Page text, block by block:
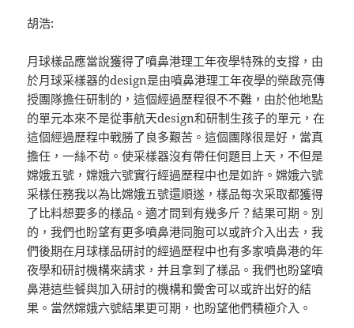
胡浩:
月球樣品應當說獲得了噴鼻港理工年夜學特殊的支撐，由
於月球采樣器的design是由噴鼻港理工年夜學的榮啟亮傳
授團隊擔任研制的，這個經過歷程很不不難，由於他地點
的單元本來不是從事航天design和研制生孩子的單元，在
這個經過歷程中戰勝了良多艱苦。這個團隊很是好，當真
擔任，一絲不茍。使采樣器沒有帶任何題目上天，不但是
嫦娥五號，嫦娥六號實行經過歷程中也是如許。嫦娥六號
采樣任務我以為比嫦娥五號還順遂，樣品每次采取都獲得
了比料想要多的樣品。適才問到有幾多斤？結果可期。別
的，我們也盼望有更多噴鼻港同胞可以或許介入出去，我
們後期在月球樣品研討的經過歷程中也有多家噴鼻港的年
夜學和研討機構來請求，并且拿到了樣品。我們也盼望噴
鼻港這些餐與加入研討的機構和黌舍可以或許出好的結
果。當然嫦娥六號結果更可期，也盼望他們積極介入。